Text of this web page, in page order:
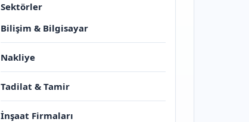
Sektörler
Bilişim & Bilgisayar
Nakliye
Tadilat & Tamir
İnşaat Firmaları